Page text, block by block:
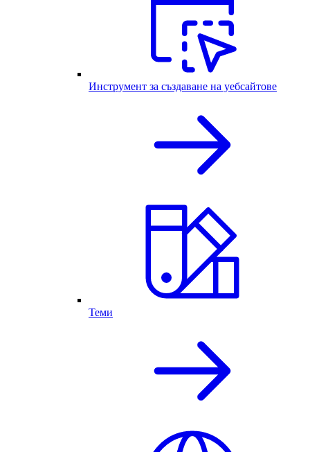
Инструмент за създаване на уебсайтове
Теми